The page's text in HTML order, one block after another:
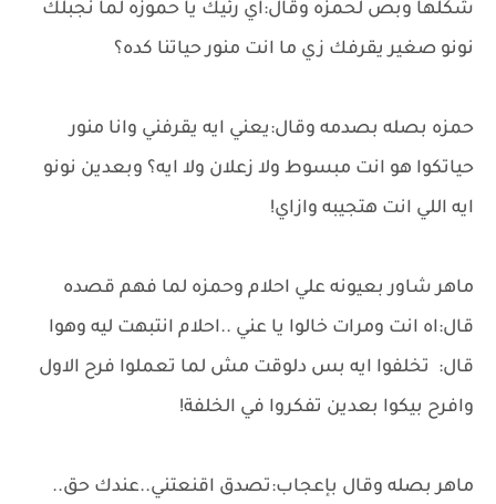
شكلها وبص لحمزه وقال:اي رئيك يا حموزه لما نجبلك
نونو صغير يقرفك زي ما انت منور حياتنا كده؟
حمزه بصله بصدمه وقال:يعني ايه يقرفني وانا منور
حياتكوا هو انت مبسوط ولا زعلان ولا ايه؟ وبعدين نونو
ايه اللي انت هتجيبه وازاي!
ماهر شاور بعيونه علي احلام وحمزه لما فهم قصده
قال:اه انت ومرات خالوا يا عني ..احلام انتبهت ليه وهوا
قال: تخلفوا ايه بس دلوقت مش لما تعملوا فرح الاول
وافرح بيكوا بعدين تفكروا في الخلفة!
ماهر بصله وقال بإعجاب:تصدق اقنعتني..عندك حق..